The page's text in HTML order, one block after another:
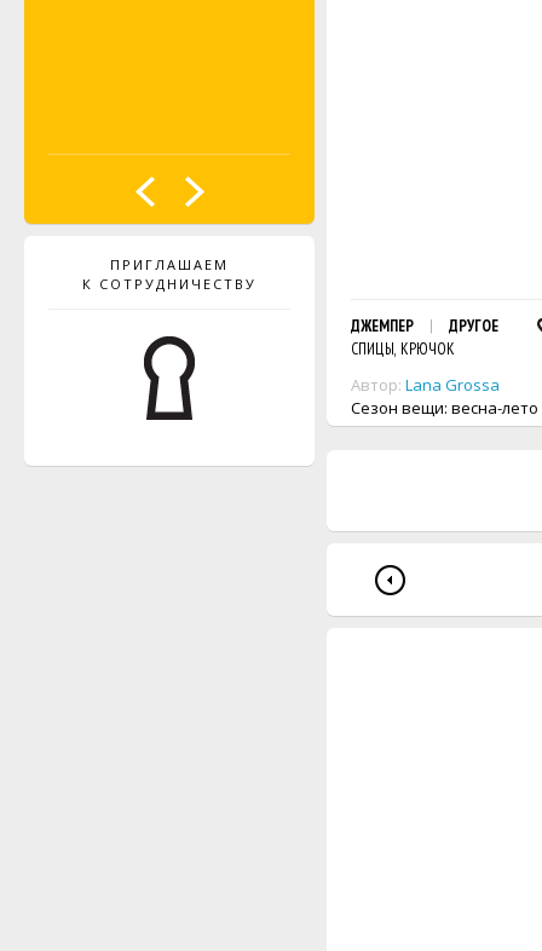
ПРИГЛАШАЕМ
К СОТРУДНИЧЕСТВУ
ДЖЕМПЕР
ДРУГОЕ
СПИЦЫ, КРЮЧОК
Автор: Lana Grossa
Сезон вещи: весна-лето